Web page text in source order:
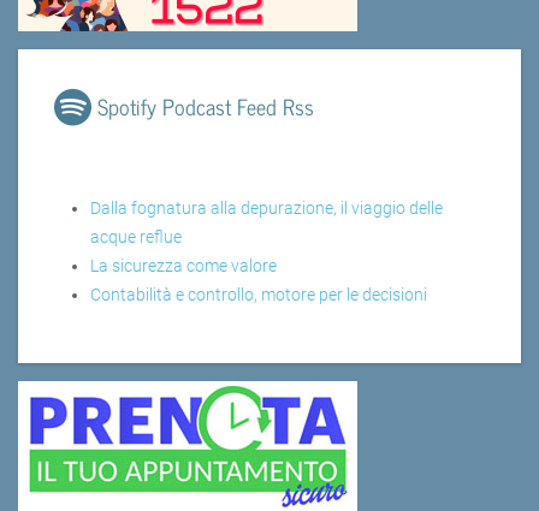
Spotify Podcast Feed Rss
Dalla fognatura alla depurazione, il viaggio delle
acque reflue
La sicurezza come valore
Contabilità e controllo, motore per le decisioni